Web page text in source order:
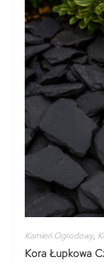
Kamień Ogrodowy,
Kora Łupkowa